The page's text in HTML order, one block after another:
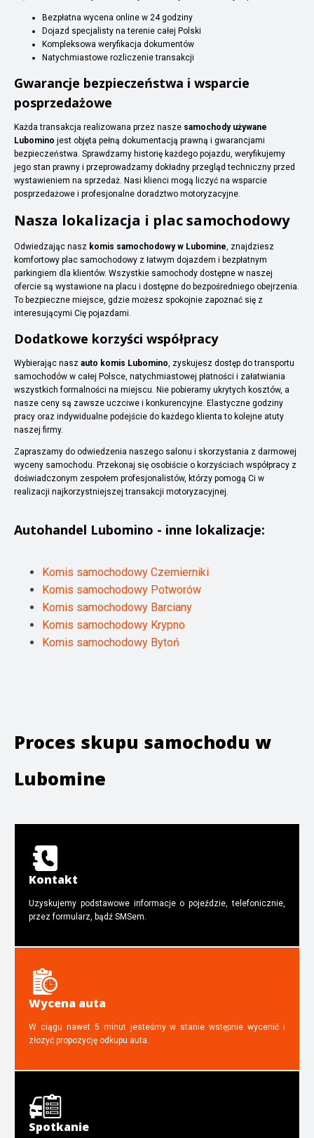
Bezpłatna wycena online w 24 godziny
Dojazd specjalisty na terenie całej Polski
Kompleksowa weryfikacja dokumentów
Natychmiastowe rozliczenie transakcji
Gwarancje bezpieczeństwa i wsparcie
posprzedażowe
Każda transakcja realizowana przez nasze samochody używane
Lubomino jest objęta pełną dokumentacją prawną i gwarancjami
bezpieczeństwa. Sprawdzamy historię każdego pojazdu, weryfikujemy
jego stan prawny i przeprowadzamy dokładny przegląd techniczny przed
wystawieniem na sprzedaż. Nasi klienci mogą liczyć na wsparcie
posprzedażowe i profesjonalne doradztwo motoryzacyjne.
Nasza lokalizacja i plac samochodowy
Odwiedzając nasz komis samochodowy w Lubomine, znajdziesz
komfortowy plac samochodowy z łatwym dojazdem i bezpłatnym
parkingiem dla klientów. Wszystkie samochody dostępne w naszej
ofercie są wystawione na placu i dostępne do bezpośredniego obejrzenia.
To bezpieczne miejsce, gdzie możesz spokojnie zapoznać się z
interesującymi Cię pojazdami.
Dodatkowe korzyści współpracy
Wybierając nasz auto komis Lubomino, zyskujesz dostęp do transportu
samochodów w całej Polsce, natychmiastowej płatności i załatwiania
wszystkich formalności na miejscu. Nie pobieramy ukrytych kosztów, a
nasze ceny są zawsze uczciwe i konkurencyjne. Elastyczne godziny
pracy oraz indywidualne podejście do każdego klienta to kolejne atuty
naszej firmy.
Zapraszamy do odwiedzenia naszego salonu i skorzystania z darmowej
wyceny samochodu. Przekonaj się osobiście o korzyściach współpracy z
doświadczonym zespołem profesjonalistów, którzy pomogą Ci w
realizacji najkorzystniejszej transakcji motoryzacyjnej.
Autohandel Lubomino - inne lokalizacje:
Komis samochodowy Czemierniki
Komis samochodowy Potworów
Komis samochodowy Barciany
Komis samochodowy Krypno
Komis samochodowy Bytoń
Proces skupu samochodu w
Lubomine
Kontakt
Uzyskujemy podstawowe informacje o pojeździe, telefonicznie,
przez formularz, bądź SMSem.
Wycena auta
W ciągu nawet 5 minut jesteśmy w stanie wstępnie wycenić i
złozyć propozycję odkupu auta.
Spotkanie